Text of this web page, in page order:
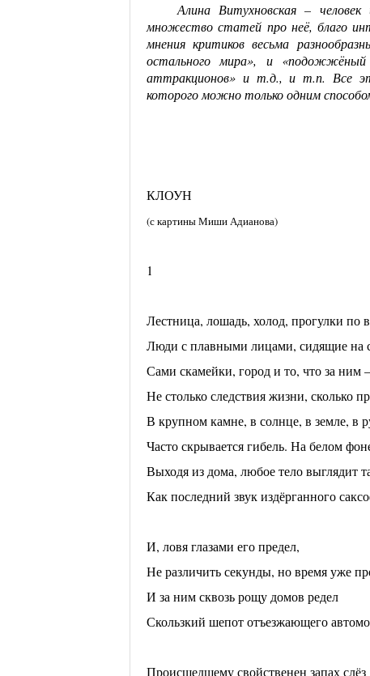
Алина Витухновская –
множество статей про неё, благо
мнения критиков весьма
остального мира», и «подожжёный
аттракционов» и т.д., и т.п. Все
которого можно только одним
КЛОУН
(с картины Миши Адианова)
1
Лестница, лошадь, холод, прогулки по
Люди с плавными лицами, сидящие на
Сами скамейки, город и то, что за ним –
Не столько следствия жизни, сколько
В крупном камне, в солнце, в земле, в
Часто скрывается гибель. На белом
Выходя из дома, любое тело выглядит
Как последний звук издёрганного
И, ловя глазами его предел,
Не различить секунды, но время уже
И за ним сквозь рощу домов редел
Скользкий шепот отъезжающего
Происшедшему свойственен запах слёз